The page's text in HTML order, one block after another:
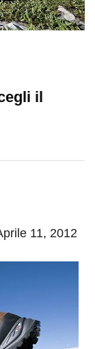
il
11, 2012